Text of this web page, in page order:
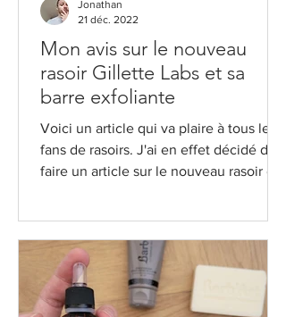
Mon avis sur le nouveau
rasoir Gillette Labs et sa
barre exfoliante
Voici un article qui va plaire à tous les
fans de rasoirs. J'ai en effet décidé de
faire un article sur le nouveau rasoir de
Jonathan
21 déc. 2022